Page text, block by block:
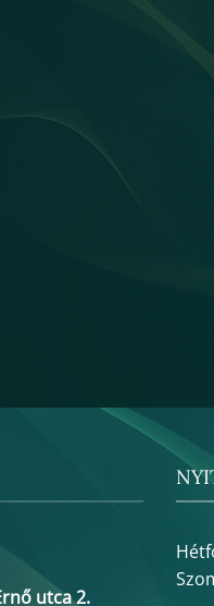
utca 2.